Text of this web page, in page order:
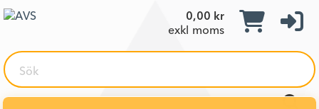
0,00 kr
exkl moms
Sök